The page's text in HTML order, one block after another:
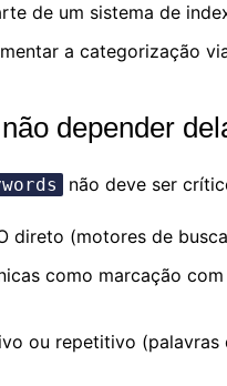
de um sistema de
a categorização
depender
não deve ser
direto (motores de
como marcação com
ou repetitivo